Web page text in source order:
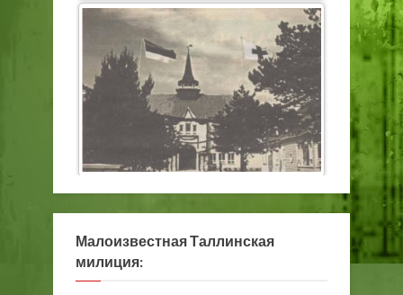
Малоизвестная Таллинская
милиция: